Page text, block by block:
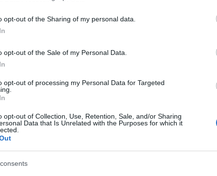
opt-out of the Sharing of my personal data.
opt-out of the Sale of my Personal Data.
opt-out of processing my Personal Data for Targeted
opt-out of Collection, Use, Retention, Sale, and/or Sharing
Data that Is Unrelated with the Purposes for which it
postajo,